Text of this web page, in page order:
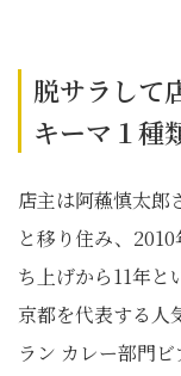
脱サラして
キーマ１種
店主は阿蘓慎太郎
と移り住み、
ち上げから11年と
京都を代表する人
ラン カレー部門